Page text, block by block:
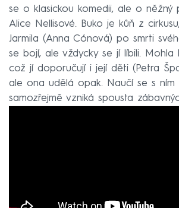
se o klasickou komedii, ale o něžný
Alice Nellisové. Buko je kůň z
Jarmila (Anna Cónová) po smrti
se bojí, ale vždycky se jí líbili.
což jí doporučují i její děti (Petra
ale ona udělá opak. Naučí se s ním
samozřejmě vzniká spousta